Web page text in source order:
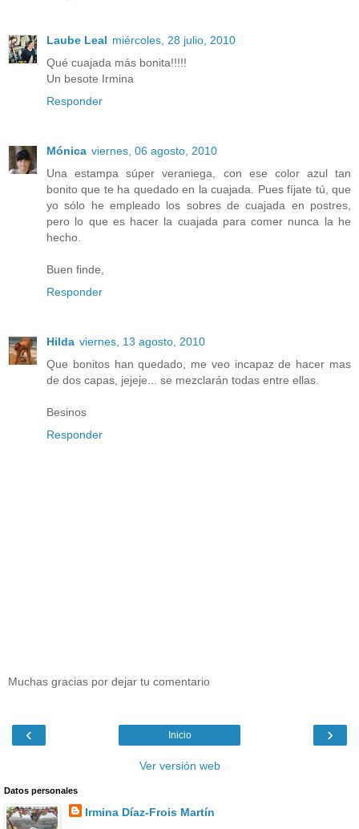
Laube Leal miércoles, 28 julio, 2010
Qué cuajada más bonita!!!!!
Un besote Irmina
Responder
Mónica viernes, 06 agosto, 2010
Una estampa súper veraniega, con ese color azul tan
bonito que te ha quedado en la cuajada. Pues fíjate tú, que
yo sólo he empleado los sobres de cuajada en postres,
pero lo que es hacer la cuajada para comer nunca la he
hecho.
Buen finde,
Responder
Hilda viernes, 13 agosto, 2010
Que bonitos han quedado, me veo incapaz de hacer mas
de dos capas, jejeje... se mezclarán todas entre ellas.
Besinos
Responder
Muchas gracias por dejar tu comentario
‹ ›
Inicio
Ver versión web
Datos personales
Irmina Díaz-Frois Martín